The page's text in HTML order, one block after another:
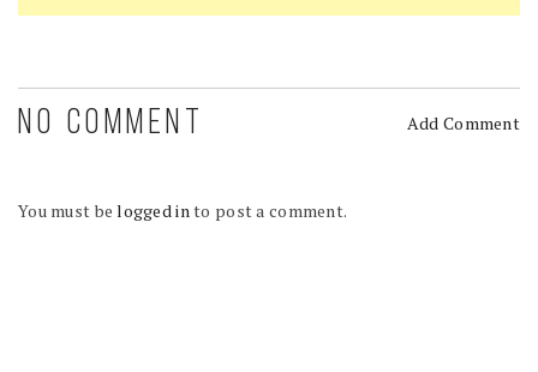
NO COMMENT Add Comment
You must belogged into post a comment.